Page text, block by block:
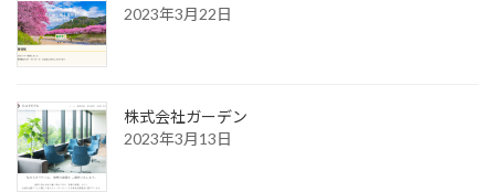
2023年3月22日
株式会社ガーデン
2023年3月13日